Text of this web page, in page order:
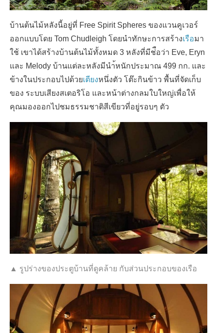
บ้านต้นไม้หลังนี้อยู่ที่ Free Spirit Spheres ของแวนคูเวอร์
ออกแบบโดย Tom Chudleigh โดยนำทักษะการสร้างเรือมา
ใช้ เขาได้สร้างบ้านต้นไม้ทั้งหมด 3 หลังที่มีช่ือว่า Eve, Eryn
และ Melody บ้านแต่ละหลังมีนำ้หนักประมาณ 499 กก. และ
ข้างในประกอบไปด้วยเตียงหนึ่งตัว โต๊ะกินข้าว พื้นที่จัดเก็บ
ของ ระบบเสียงสเตอริโอ และหน้าต่างกลมใบใหญ่เพื่อให้
คุณมองออกไปชมธรรมชาติสีเขียวที่อยู่รอบๆ ตัว
▲ รูปร่างของประตูบ้านที่ดูคล้าย กับส่วนประกอบของเรือ